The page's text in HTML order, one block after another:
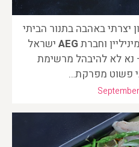
יצרתי באהבה בתנור הביתי
וחברת AEG ישראל
לא להיבהל מרשימת
פשוט מפרקת…